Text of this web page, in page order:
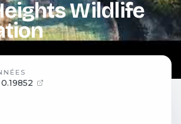
Wildlife
0.19852